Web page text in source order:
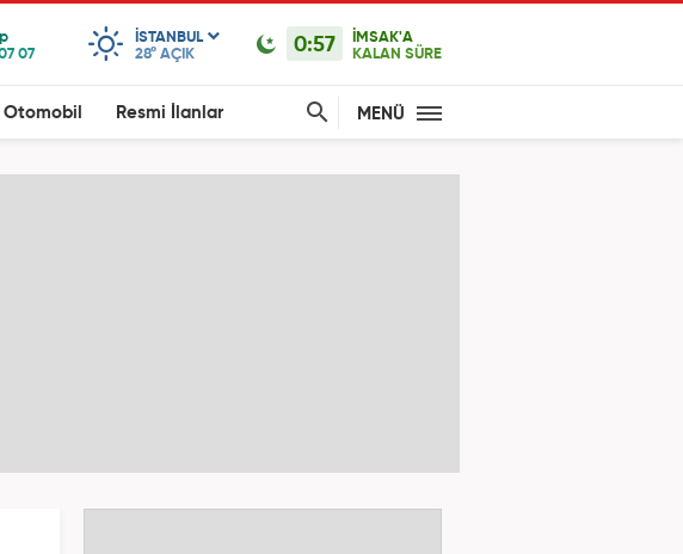
ISTANBUL
28° AÇIK 0:57
İMSAK'A
KALAN SÜRE
Otomobil Resmi İlanlar MENÜ